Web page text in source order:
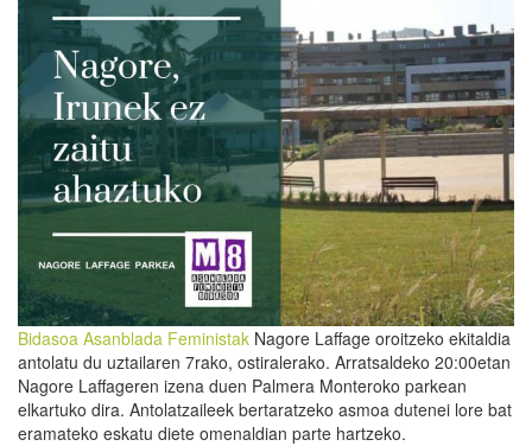
Bidasoa Asanblada Feministak Nagore Laffage oroitzeko ekitaldia
antolatu du uztailaren 7rako, ostiralerako. Arratsaldeko 20:00etan
Nagore Laffageren izena duen Palmera Monteroko parkean
elkartuko dira. Antolatzaileek bertaratzeko asmoa dutenei lore bat
eramateko eskatu diete omenaldian parte hartzeko.